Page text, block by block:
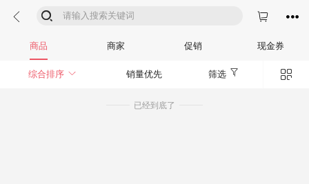
  

商品 商家 促销 现金券
综合排序  销量优先 筛选 
已经到底了